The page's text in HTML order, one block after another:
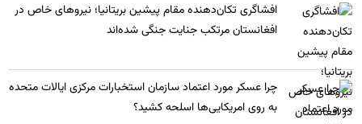
​افشاگری تکان‌دهنده مقام پیشین بریتانیا؛ نیروهای خاص در
افغانستان مرتکب جنایت جنگی شده‌اند
چرا عسکر مورد اعتماد سازمان استخبارات مرکزی ایالات متحده
به روی امریکایی‌ها اسلحه کشید؟